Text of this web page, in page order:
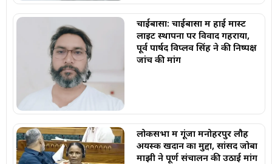
चाईबासा: चाईबासा में हाई मास्ट
लाइट स्थापना पर विवाद गहराया,
पूर्व पार्षद विप्लव सिंह ने की निष्पक्ष
जांच की मांग
लोकसभा में गूंजा मनोहरपुर लौह
अयस्क खदान का मुद्दा, सांसद जोबा
माझी ने पूर्ण संचालन की उठाई मांग